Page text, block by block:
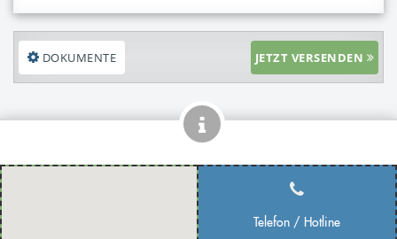
DOKUMENTE JETZT VERSENDEN
Telefon / Hotline